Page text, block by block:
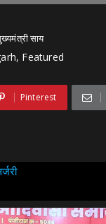
साय
Featured
Pinterest